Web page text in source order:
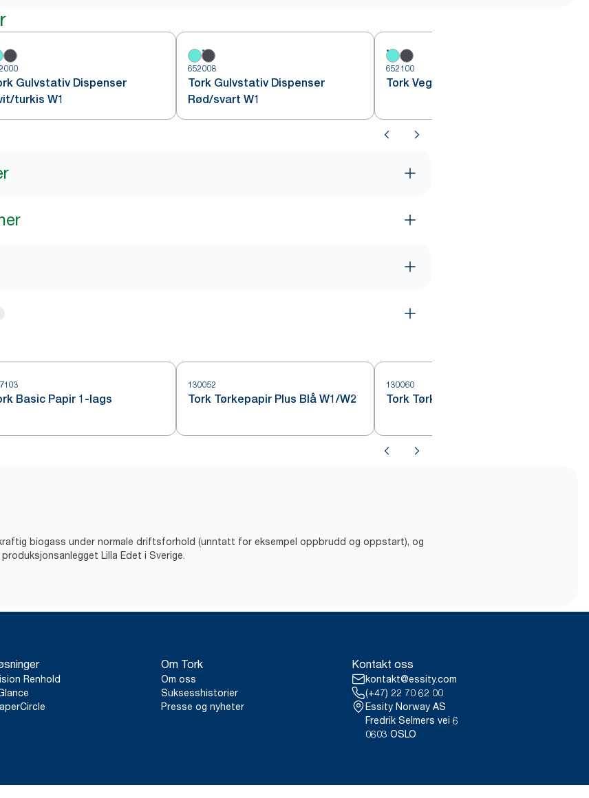
Gulvstativ Dispenser
turkis W1
652008
Tork Gulvstativ Dispenser
Rød/svart W1
652100
Tork Veggstativ
Basic Papir 1-lags
130052
Tork Tørkepapir Plus Blå W1/W2
130060
Tork Tørkepapir Sterk
biogass under normale driftsforhold (unntatt for eksempel oppbrudd og oppstart), og
Lilla Edet i Sverige.
Renhold
Om Tork
Om oss
Suksesshistorier
Presse og nyheter
Kontakt oss
kontakt@essity.com
(+47) 22 70 62 00
Essity Norway AS
Fredrik Selmers vei 6
0603 OSLO